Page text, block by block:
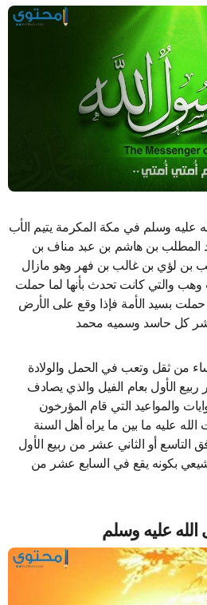
عليه وسلم في مكة المكرمة يتيم الأب
المطلب بن هاشم بن عبد مناف بن
لؤي بن غالب بن فهر وهو مازال
والتي كانت تحدث بأنها لما حملت
بسيد الأمة فإذا وقع على الأرض
شر كل حاسد وسميه محمد
من ثقل وتعب في الحمل والولادة
الأول بعام الفيل والذي يصادف
الروايات والمواعيد التي قام المؤرخون
عليه ما بين ما يراه أهل السنة
التاسع أو الثاني عشر من ربيع الأول
بكونه يقع في السابع عشر من
عليه وسلم